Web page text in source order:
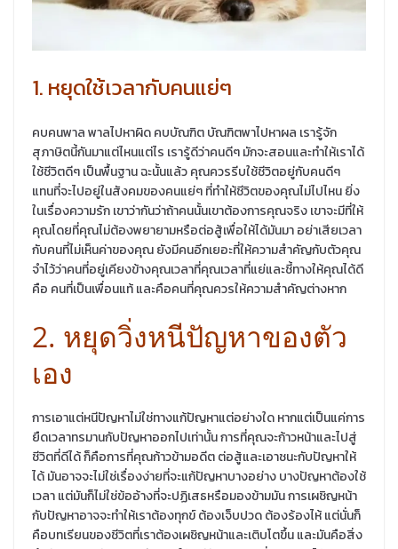
1. หยุดใช้เวลากับคนแย่ๆ
คบคนพาล พาลไปหาผิด คบบัณฑิต บัณฑิตพาไปหาผล เรารู้จัก
สุภาษิตนี้กันมาแต่ไหนแต่ไร เรารู้ดีว่าคนดีๆ มักจะสอนและทำให้เราได้
ใช้ชีวิตดีๆ เป็นพื้นฐาน ฉะนั้นแล้ว คุณควรรีบใช้ชีวิตอยู่กับคนดีๆ
แทนที่จะไปอยู่ในสังคมของคนแย่ๆ ที่ทำให้ชีวิตของคุณไม่ไปไหน ยิ่ง
ในเรื่องความรัก เขาว่ากันว่าถ้าคนนั้นเขาต้องการคุณจริง เขาจะมีที่ให้
คุณโดยที่คุณไม่ต้องพยายามหรือต่อสู้เพื่อให้ได้มันมา อย่าเสียเวลา
กับคนที่ไม่เห็นค่าของคุณ ยังมีคนอีกเยอะที่ให้ความสำคัญกับตัวคุณ
จำไว้ว่าคนที่อยู่เคียงข้างคุณเวลาที่คุณเวลาที่แย่และชี้ทางให้คุณได้ดี
คือ คนที่เป็นเพื่อนแท้ และคือคนที่คุณควรให้ความสำคัญต่างหาก
2. หยุดวิ่งหนีปัญหาของตัว
เอง
การเอาแต่หนีปัญหาไม่ใช่ทางแก้ปัญหาแต่อย่างใด หากแต่เป็นแค่การ
ยืดเวลาทรมานกับปัญหาออกไปเท่านั้น การที่คุณจะก้าวหน้าและไปสู่
ชีวิตที่ดีได้ ก็คือการที่คุณก้าวข้ามอดีต ต่อสู้และเอาชนะกับปัญหาให้
ได้ มันอาจจะไม่ใช่เรื่องง่ายที่จะแก้ปัญหาบางอย่าง บางปัญหาต้องใช้
เวลา แต่มันก็ไม่ใช่ข้ออ้างที่จะปฏิเสธหรือมองข้ามมัน การเผชิญหน้า
กับปัญหาอาจจะทำให้เราต้องทุกข์ ต้องเจ็บปวด ต้องร้องไห้ แต่นั่นก็
คือบทเรียนของชีวิตที่เราต้องเผชิญหน้าและเติบโตขึ้น และมันคือสิ่ง